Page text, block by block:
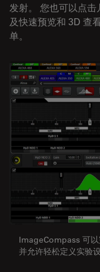
发射。 您也可以点
及快速预览和 3D
单。
ImageCompass 可以
并允许轻松定义实验设